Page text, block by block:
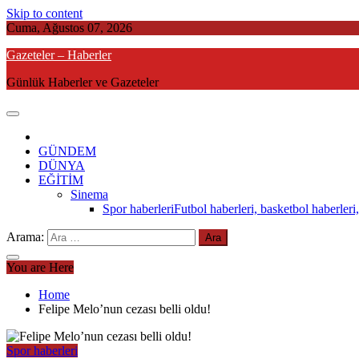
Skip to content
Cuma, Ağustos 07, 2026
Gazeteler – Haberler
Günlük Haberler ve Gazeteler
GÜNDEM
DÜNYA
EĞİTİM
Sinema
Spor haberleriFutbol haberleri, basketbol
Arama:
You are Here
Home
Felipe Melo’nun cezası belli oldu!
Spor haberleri